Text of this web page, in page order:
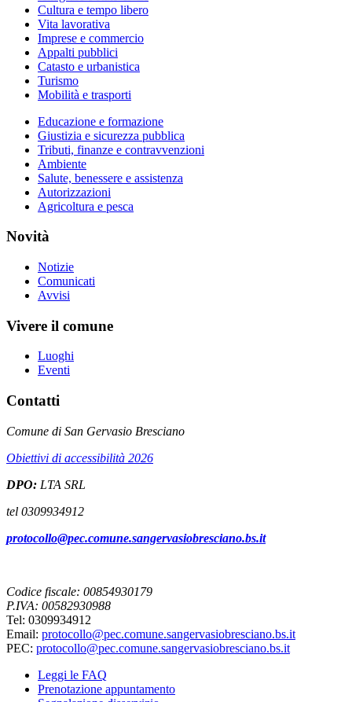
Cultura e tempo libero
Vita lavorativa
Imprese e commercio
Appalti pubblici
Catasto e urbanistica
Turismo
Mobilità e trasporti
Educazione e formazione
Giustizia e sicurezza pubblica
Tributi, finanze e contravvenzioni
Ambiente
Salute, benessere e assistenza
Autorizzazioni
Agricoltura e pesca
Novità
Notizie
Comunicati
Avvisi
Vivere il comune
Luoghi
Eventi
Contatti
Comune di San Gervasio Bresciano
Obiettivi di accessibilità 2026
DPO: LTA SRL
tel 0309934912
protocollo@pec.comune.sangervasiobresciano.bs.it
Codice fiscale: 00854930179
P.IVA: 00582930988
Tel: 0309934912
Email: protocollo@pec.comune.sangervasiobresciano.bs.it
PEC: protocollo@pec.comune.sangervasiobresciano.bs.it
Leggi le FAQ
Prenotazione appuntamento